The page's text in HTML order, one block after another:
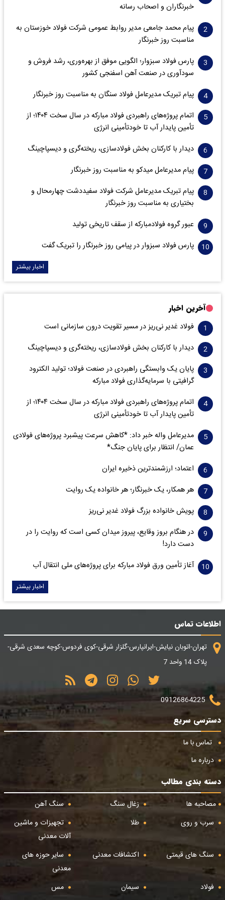
خبرنگاران و اصحاب رسانه
پیام محمد جامعی مدیر روابط عمومی شرکت فولاد خوزستان به
مناسبت روز خبرنگار
پارس فولاد سبزوار؛ الگویی موفق از بهره‌وری، رشد فروش و
سود‌آوری در صنعت آهن اسفنجی کشور
پیام تبریک مدیرعامل فولاد سنگان به مناسبت روز خبرنگار
اتمام پروژه‌های راهبردی فولاد مبارکه در سال سخت ۱۴۰۴؛ از
تأمین پایدار آب تا خودتأمینی انرژی
دیدار با کارکنان بخش فولادسازی، ریخته‌گری و دیسپاچینگ
پیام مدیرعامل میدکو به مناسبت روز خبرنگار
پیام تبریک مدیرعامل شرکت فولاد سفیددشت چهارمحال و
بختیاری به مناسبت روز خبرنگار
عبور گروه فولادمبارکه از سقف تاریخی تولید
پارس فولاد سبزوار در پیامی روز خبرنگار را تبریک گفت
اخبار بیشتر
آخرین اخبار
فولاد غدیر نی‌ریز در مسیر تقویت درون سازمانی است
دیدار با کارکنان بخش فولادسازی، ریخته‌گری و دیسپاچینگ
پایان یک وابستگی راهبردی در صنعت فولاد؛ تولید الکترود
گرافیتی با سرمایه‌گذاری فولاد مبارکه
اتمام پروژه‌های راهبردی فولاد مبارکه در سال سخت ۱۴۰۴؛ از
تأمین پایدار آب تا خودتأمینی انرژی
مدیرعامل واله خبر داد: *کاهش سرعت پیشبرد پروژه‌های فولادی
عمان/ انتظار برای پایان جنگ*
اعتماد؛ ارزشمندترین ذخیره ایران
هر همکار، یک خبرنگار؛ هر خانواده یک روایت
پویش خانواده بزرگ فولاد غدیر نی‌ریز
در هنگام بروز وقایع، پیروز میدان کسی است که روایت را در
دست دارد!
آغاز تأمین ورق فولاد مبارکه برای پروژه‌های ملی انتقال آب
اخبار بیشتر
اطلاعات تماس
تهران-اتوبان نیایش-ایرانپارس-گلزار شرقی-کوی فردوس-کوچه سعدی شرقی-
پلاک 14 واحد 7
09126864225
دسترسی سریع
تماس با ما
درباره ما
دسته بندی مطالب
مصاحبه ها
زغال سنگ
سنگ آهن
سرب و روی
طلا
تجهیزات و ماشین
آلات معدنی
سنگ های قیمتی
اکتشافات معدنی
سایر حوزه های
معدنی
فولاد
سیمان
مس